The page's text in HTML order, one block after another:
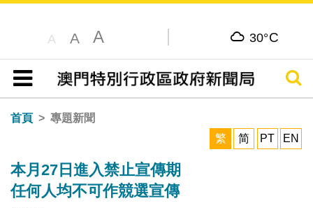
A A A 30°C
目錄
搜尋
首頁
專題新聞
繁
简 PT EN
本月27日進入禁止宣傳期
任何人均不可作競選宣傳